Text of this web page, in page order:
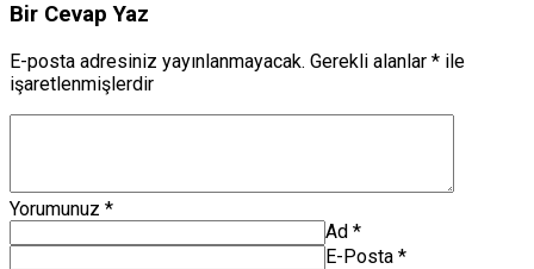
Bir Cevap Yaz
E-posta adresiniz yayınlanmayacak. Gerekli alanlar * ile
işaretlenmişlerdir
Yorumunuz *
Ad *
E-Posta *